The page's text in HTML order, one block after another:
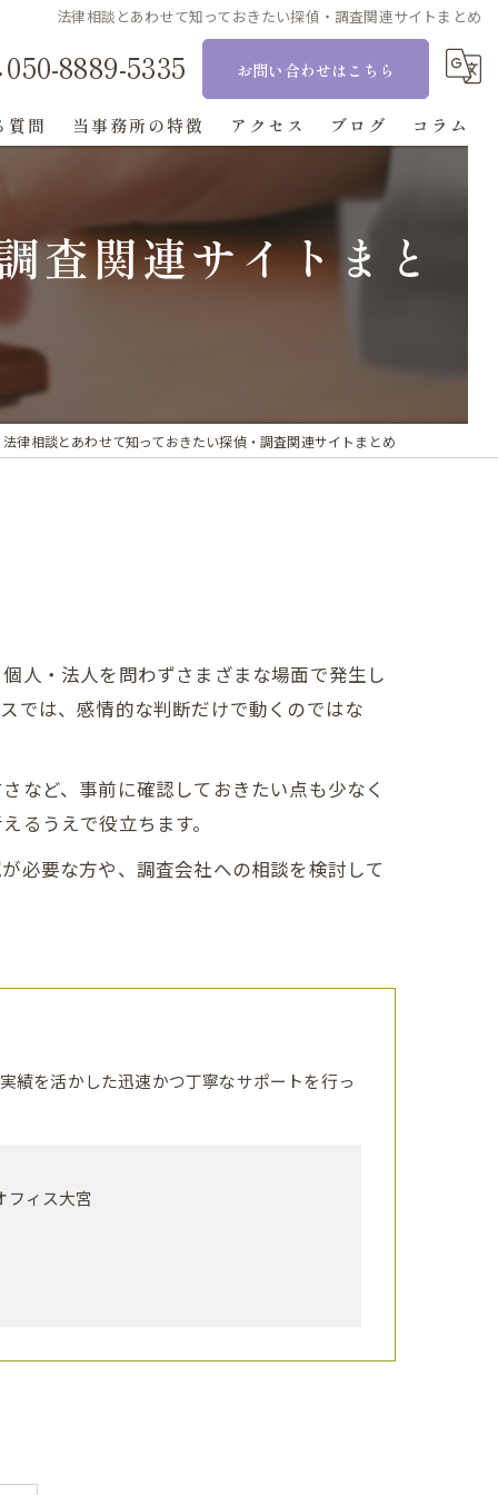
法律相談とあわせて知っておきたい探偵・調査関連サイトまとめ
050-8889-5335 お問い合わせはこちら
質問 当事務所の特徴
刑事事件
アクセス ブログ コラム
査関連サイトまと
法律相談とあわせて知っておきたい探偵・調査関連サイトまとめ
人・法人を問わずさまざまな場面で発生し
では、感情的な判断だけで動くのではな
など、事前に確認しておきたい点も少なく
るうえで役立ちます。
必要な方や、調査会社への相談を検討して
績を活かした迅速かつ丁寧なサポートを行っ
ィス大宮